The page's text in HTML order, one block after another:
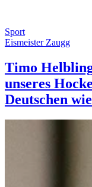
Sport
Eismeister Zaugg
Timo
unseres
Deutschen